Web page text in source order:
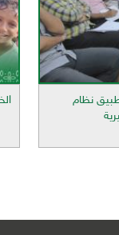
نظام